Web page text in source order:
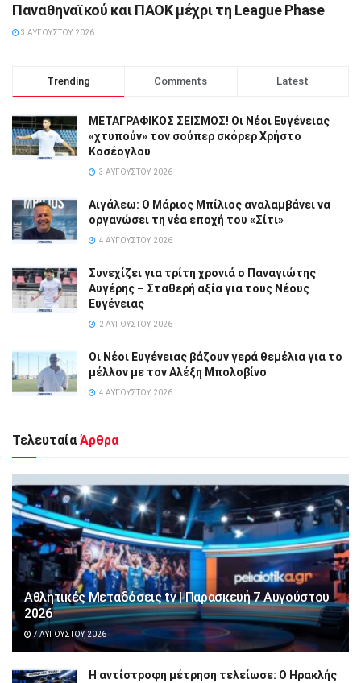
Παναθηναϊκού και ΠΑΟΚ μέχρι τη League Phase
3 ΑΥΓΟΎΣΤΟΥ, 2026
Trending Comments Latest
ΜΕΤΑΓΡΑΦΙΚΟΣ ΣΕΙΣΜΟΣ! Οι Νέοι Ευγένειας
«χτυπούν» τον σούπερ σκόρερ Χρήστο
Κοσέογλου
3 ΑΥΓΟΎΣΤΟΥ, 2026
Αιγάλεω: Ο Μάριος Μπίλιος αναλαμβάνει να
οργανώσει τη νέα εποχή του «Σίτι»
4 ΑΥΓΟΎΣΤΟΥ, 2026
Συνεχίζει για τρίτη χρονιά ο Παναγιώτης
Αυγέρης – Σταθερή αξία για τους Νέους
Ευγένειας
2 ΑΥΓΟΎΣΤΟΥ, 2026
Οι Νέοι Ευγένειας βάζουν γερά θεμέλια για το
μέλλον με τον Αλέξη Μπολοβίνο
4 ΑΥΓΟΎΣΤΟΥ, 2026
Τελευταία Άρθρα
Αθλητικές Μεταδόσεις tv | Παρασκευή 7 Αυγούστου
2026
7 ΑΥΓΟΎΣΤΟΥ, 2026
Η αντίστροφη μέτρηση τελείωσε: Ο Ηρακλής